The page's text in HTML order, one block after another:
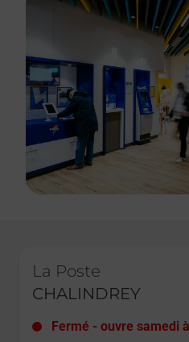
La Poste
CHALINDREY
Fermé - ouvre samedi à